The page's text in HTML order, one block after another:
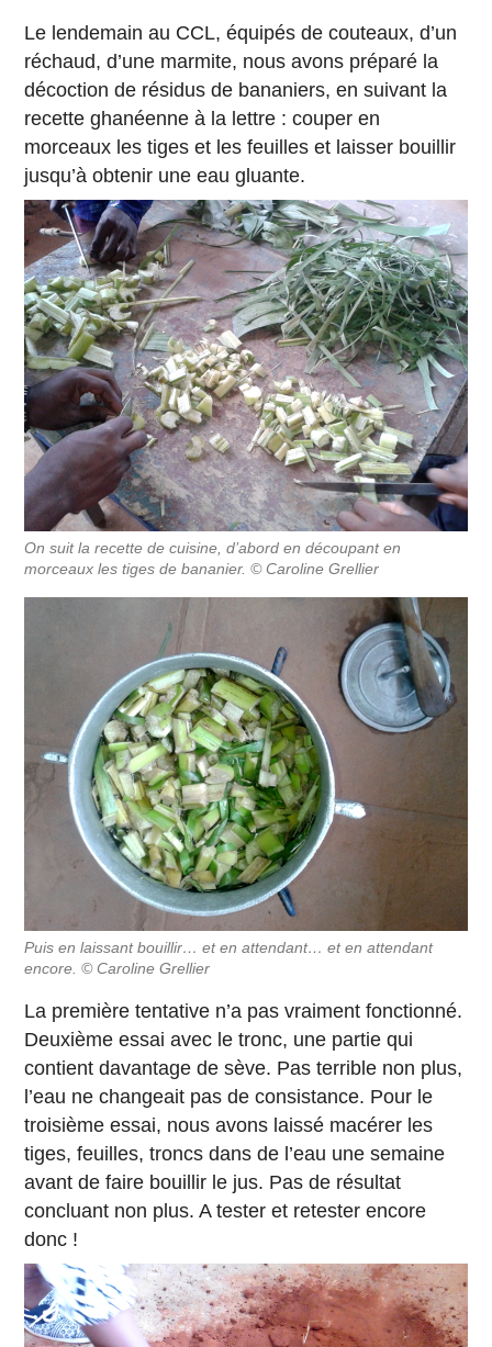
Le lendemain au CCL, équipés de couteaux, d’un
réchaud, d’une marmite, nous avons préparé la
décoction de résidus de bananiers, en suivant la
recette ghanéenne à la lettre : couper en
morceaux les tiges et les feuilles et laisser bouillir
jusqu’à obtenir une eau gluante.
On suit la recette de cuisine, d’abord en découpant en
morceaux les tiges de bananier. © Caroline Grellier
Puis en laissant bouillir… et en attendant… et en attendant
encore. © Caroline Grellier
La première tentative n’a pas vraiment fonctionné.
Deuxième essai avec le tronc, une partie qui
contient davantage de sève. Pas terrible non plus,
l’eau ne changeait pas de consistance. Pour le
troisième essai, nous avons laissé macérer les
tiges, feuilles, troncs dans de l’eau une semaine
avant de faire bouillir le jus. Pas de résultat
concluant non plus. A tester et retester encore
donc !